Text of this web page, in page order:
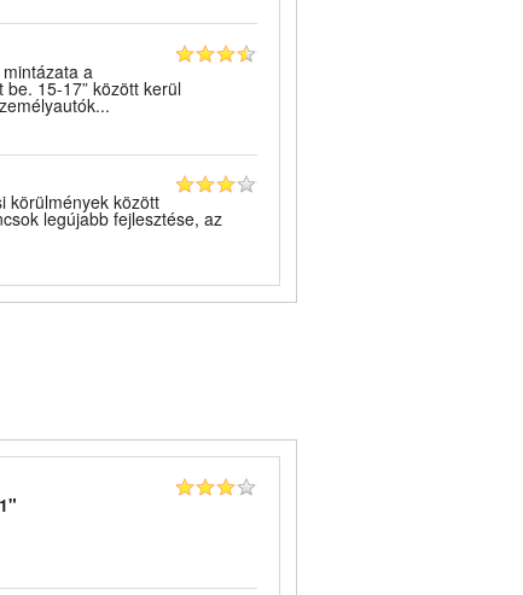
a
15-17” között kerül
körülmények között
legújabb fejlesztése, az